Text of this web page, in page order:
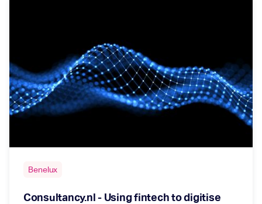
Benelux
Consultancy.nl - Using fintech to digitise